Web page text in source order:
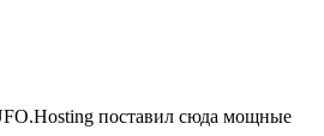
поставил сюда мощные